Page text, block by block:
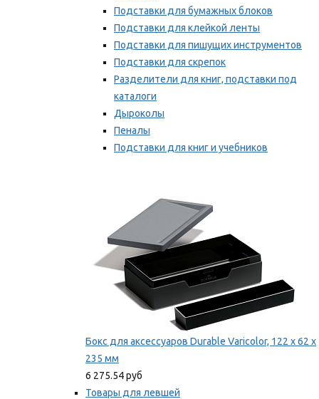
Подставки для бумажных блоков
Подставки для клейкой ленты
Подставки для пишущих инструментов
Подставки для скрепок
Разделители для книг, подставки под
каталоги
Дыроколы
Пеналы
Подставки для книг и учебников
Бокс для аксессуаров Durable Varicolor, 122 x 62 x
235 мм
6 275.54 руб
Товары для левшей